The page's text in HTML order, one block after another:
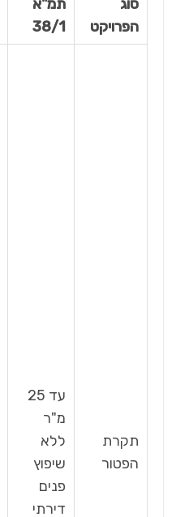
סוג
הפרויקט
תמ"א
38/1
תקרת
הפטור
עד 25
מ"ר
ללא
שיפוץ
פנים
דירתי